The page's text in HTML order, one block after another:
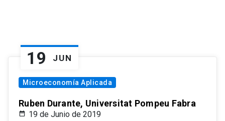
19 JUN
Microeconomía Aplicada
Ruben Durante, Universitat Pompeu Fabra
19 de Junio de 2019